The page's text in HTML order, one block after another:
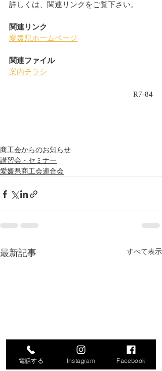
詳しくは、関連リンクをご覧下さい。
関連リンク
愛媛県ホームページ
関連ファイル
案内チラシ
R7-84
商工会からのお知らせ
講習会・セミナー
愛媛県商工会連合会
最新記事 すべて表示
電話する Instagram Facebook